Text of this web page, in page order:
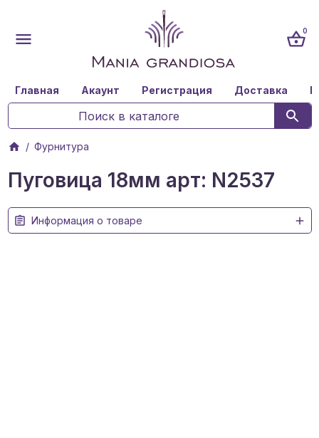
0
Главная Акаунт Регистрация Доставка
Фурнитура
Пуговица 18мм арт: N2537
Информация о товаре